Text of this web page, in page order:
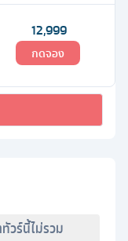
12,999
กดจอง
วร์นี้ไม่รวม